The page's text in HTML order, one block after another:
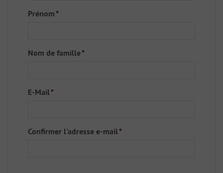
Prénom*
Nom de famille*
E-Mail*
Confirmer l'adresse e-mail*